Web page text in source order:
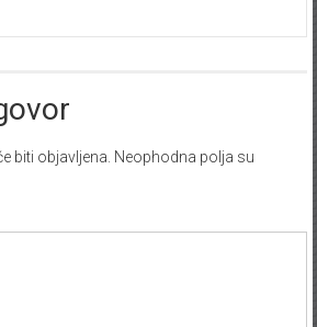
biti objavljena. Neophodna polja su